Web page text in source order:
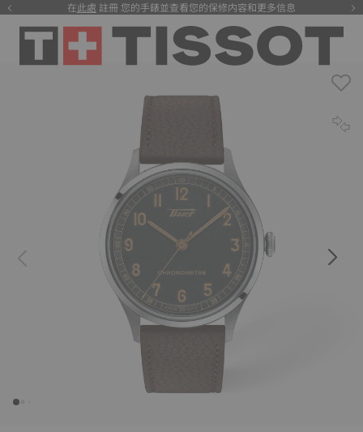
在此處 註冊 您的手錶並查看您的保修内容和更多信息
注册